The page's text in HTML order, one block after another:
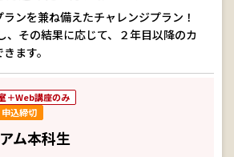
ンを兼ね備えたチャレンジプラン！
、その結果に応じて、２年目以降のカ
ます。
＋Web講座のみ
込締切
ム本科生